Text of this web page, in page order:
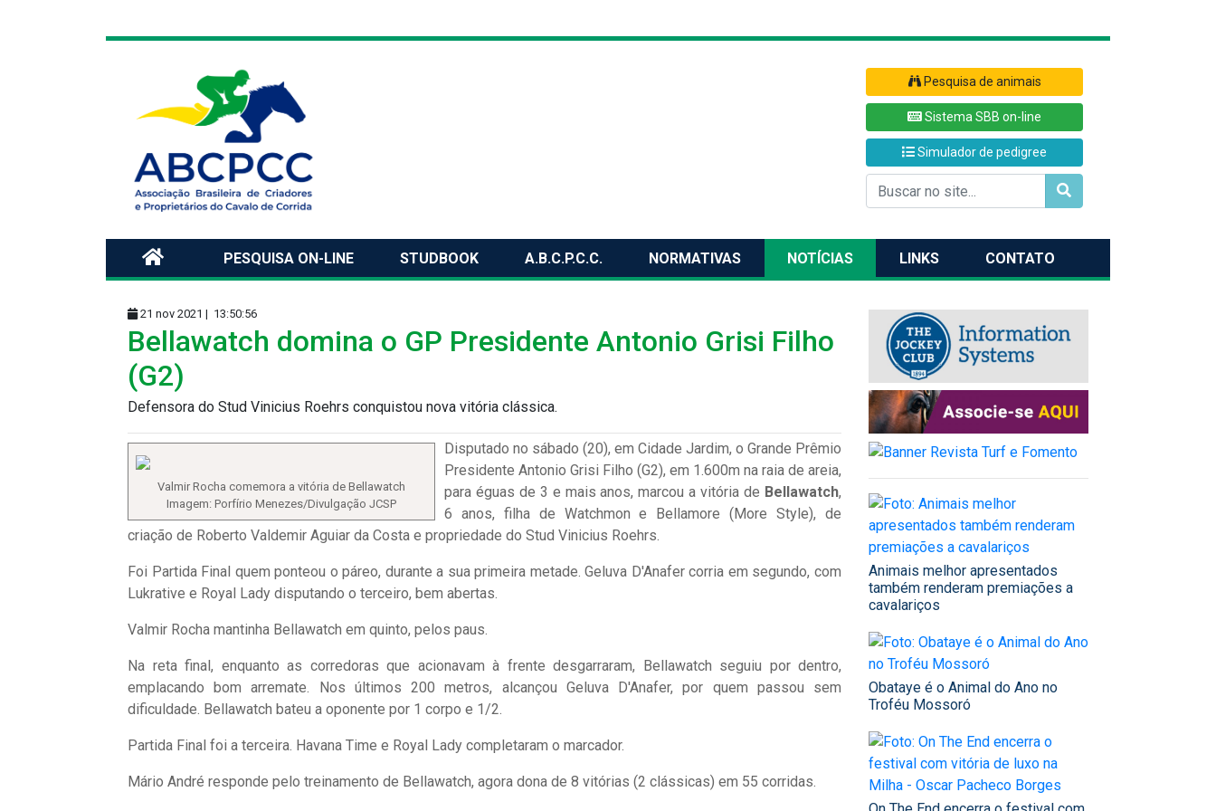
Pesquisa de animais
Sistema SBB on-line
Simulador de pedigree
PESQUISA ON-LINE STUDBOOK A.B.C.P.C.C. NORMATIVAS NOTÍCIAS LINKS CONTATO
21 nov 2021 | 13:50:56
Bellawatch domina o GP Presidente Antonio Grisi Filho
(G2)
Defensora do Stud Vinicius Roehrs conquistou nova vitória clássica.
Valmir Rocha comemora a vitória de Bellawatch
Imagem: Porfírio Menezes/Divulgação JCSP
Disputado no sábado (20), em Cidade Jardim, o Grande Prêmio
Presidente Antonio Grisi Filho (G2), em 1.600m na raia de areia,
para éguas de 3 e mais anos, marcou a vitória de Bellawatch,
6 anos, filha de Watchmon e Bellamore (More Style), de
criação de Roberto Valdemir Aguiar da Costa e propriedade do Stud Vinicius Roehrs.
Foi Partida Final quem ponteou o páreo, durante a sua primeira metade. Geluva D'Anafer corria em segundo, com
Lukrative e Royal Lady disputando o terceiro, bem abertas.
Valmir Rocha mantinha Bellawatch em quinto, pelos paus.
Na reta final, enquanto as corredoras que acionavam à frente desgarraram, Bellawatch seguiu por dentro,
emplacando bom arremate. Nos últimos 200 metros, alcançou Geluva D'Anafer, por quem passou sem
dificuldade. Bellawatch bateu a oponente por 1 corpo e 1/2.
Partida Final foi a terceira. Havana Time e Royal Lady completaram o marcador.
Mário André responde pelo treinamento de Bellawatch, agora dona de 8 vitórias (2 clássicas) em 55 corridas.
Animais melhor apresentados
também renderam premiações a
cavalariços
Obataye é o Animal do Ano no
Troféu Mossoró